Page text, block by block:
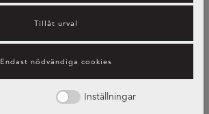
Tillåt urval
Endast nödvändiga cookies
Inställningar
Guide – beslag